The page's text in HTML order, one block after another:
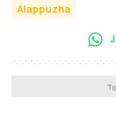
Alappuzha